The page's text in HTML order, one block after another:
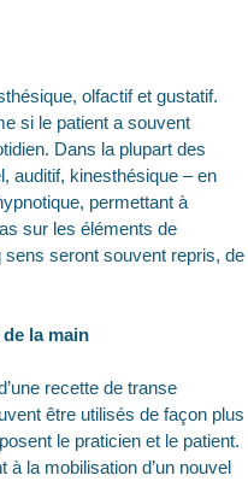
olfactif et gustatif.
si le patient a souvent
Dans la plupart des
auditif, kinesthésique – en
permettant à
sur les éléments de
seront souvent repris, de
la main
recette de transe
être utilisés de façon plus
le praticien et le patient.
la mobilisation d’un nouvel